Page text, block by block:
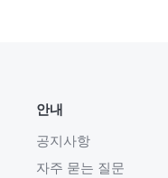
안내
공지사항
자주 묻는 질문